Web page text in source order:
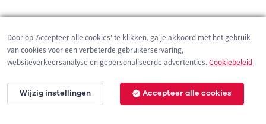
200 m
Door op 'Accepteer alle cookies' te klikken, ga je akkoord met het gebruik
van cookies voor een verbeterde gebruikerservaring,
websiteverkeersanalyse en gepersonaliseerde advertenties.Cookiebeleid
Wijzig instellingen Accepteer alle cookies